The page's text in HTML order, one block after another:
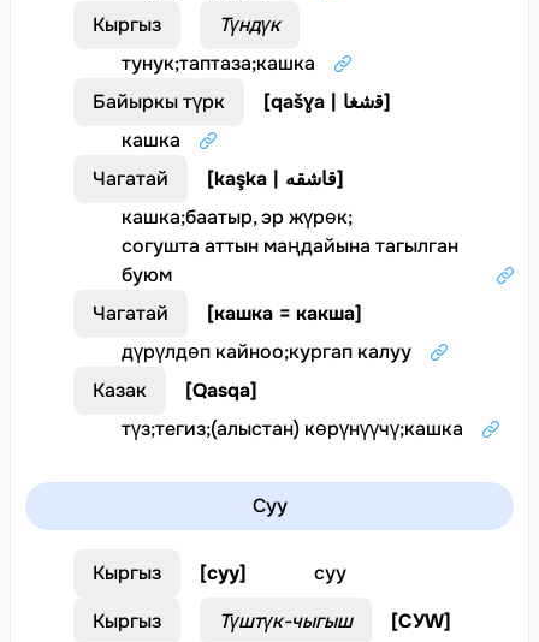
Кыргыз
Түндүк
тунук;таптаза;кашка
Байыркы түрк
[ qašɣa | ﻗﺷﻐﺎ]
кашка
Чагатай
[ kaşka | قاشقه]
кашка;баатыр, эр жүрөк;
согушта аттын маңдайына тагылган
буюм
Чагатай
[кашка = какша]
дүрүлдөп кайноо;кургап калуу
Казак
[Qasqa]
түз;тегиз;(алыстан) көрүнүүчү;кашка
Суу
Кыргыз [суу]
суу
Кыргыз
Түштүк-чыгыш [СУW]